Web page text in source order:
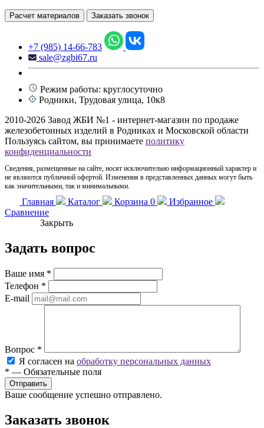
Расчет материалов Заказать звонок
+7 (985) 14-66-783
sale@zgbi67.ru
Режим работы: круглосуточно
Родники, Трудовая улица, 10к8
2010-2026 Завод ЖБИ №1 - интернет-магазин по продаже
железобетонных изделий в Родниках и Московской области
Пользуясь сайтом, вы принимаете политику
конфиденциальности
Сведения, размещенные на сайте, носят исключительно информационный характер и
не являются публичной офертой. Изменения в представленных данных могут быть
как значительными, так и минимальными.
Главная Каталог Корзина 0
Избранное
Сравнение
Закрыть
Задать вопрос
Ваше имя *
Телефон *
E-mail
Вопрос *
Я согласен на обработку персональных данных
* — Обязательные поля
Ваше сообщение успешно отправлено.
Заказать звонок